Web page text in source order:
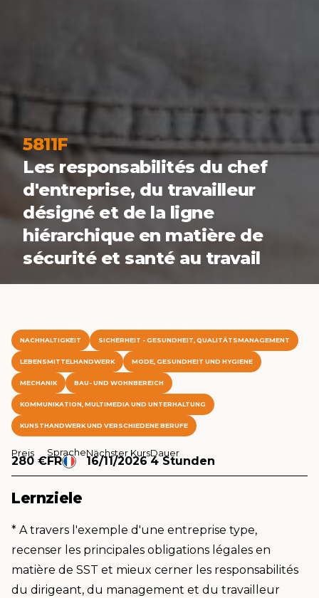
5811F
Les responsabilités du chef
d'entreprise, du travailleur
désigné et de la ligne
hiérarchique en matière de
sécurité et santé au travail
NACHHALTIGKEIT SICHERHEIT - GESUNDHEIT, QUALITÄTSMANAGEMENT
LEBENSMITTELHANDWERK MODE, GESUNDHEIT UND HYGIENE
MECHANIK BAU- UND WOHNBEREICH
KOMMUNIKATION, MULTIMEDIA UND UNTERHALTUNG
KUNSTHANDWERK UND VERSCHIEDENE BERUFE
Preis
280 €
Sprache
FR
Nächster Kurs
16/11/2026
Dauer
4 Stunden
Lernziele
* A travers l'exemple d'une entreprise type,
recenser les principales obligations légales en
matière de SST et mieux cerner les responsabilités
du dirigeant, du management et du travailleur